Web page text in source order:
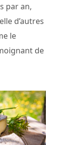
par an,
d’autres
le
de